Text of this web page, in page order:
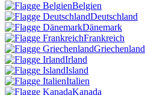
Belgien
Deutschland
Dänemark
Frankreich
Griechenland
Irland
Island
Italien
Kanada